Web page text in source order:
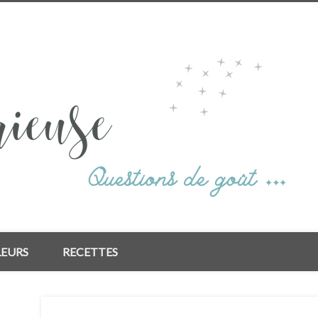
RECETTES